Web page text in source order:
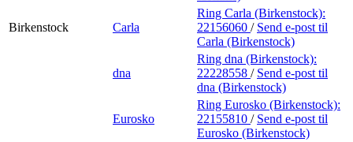
Birkenstock Carla
Ring Carla (Birkenstock):
22156060 / Send e-post til
Carla (Birkenstock)
dna
Ring dna (Birkenstock):
22228558 / Send e-post til
dna (Birkenstock)
Eurosko
Ring Eurosko (Birkenstock):
22155810 / Send e-post til
Eurosko (Birkenstock)